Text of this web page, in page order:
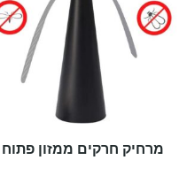
מרחיק חרקים ממזון פתוח